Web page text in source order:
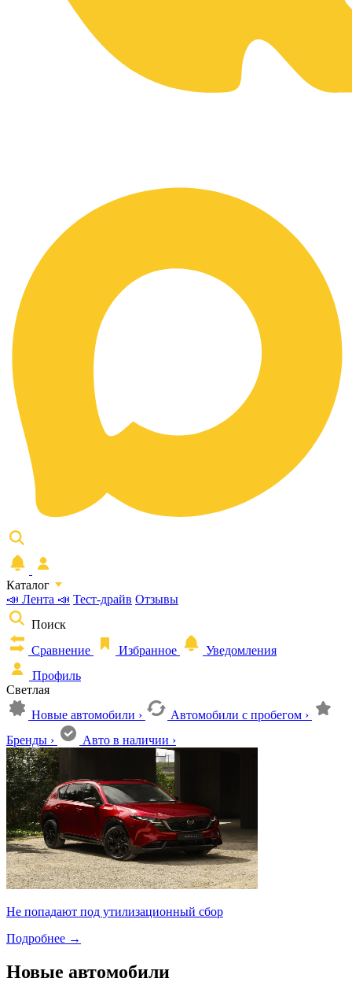
Каталог
📣 Лента 📣 Тест-драйв Отзывы
Поиск
Сравнение
Избранное
Уведомления
Профиль
Светлая
Новые автомобили › Автомобили с пробегом ›
Бренды › Авто в наличии ›
Не попадают под утилизационный сбор
Подробнее →
Новые автомобили